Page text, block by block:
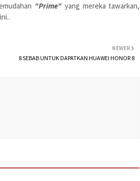
"Prime" yang mereka tawarkan,
NEWER
8 SEBAB UNTUK DAPATKAN HUAWEI HONOR 8